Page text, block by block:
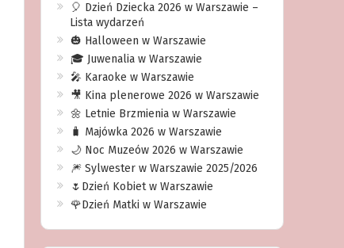
🎈 Dzień Dziecka 2026 w Warszawie –
Lista wydarzeń
🎃 Halloween w Warszawie
🎓 Juwenalia w Warszawie
🎤 Karaoke w Warszawie
🎥 Kina plenerowe 2026 w Warszawie
🌼 Letnie Brzmienia w Warszawie
🧳 Majówka 2026 w Warszawie
🌙 Noc Muzeów 2026 w Warszawie
🎆 Sylwester w Warszawie 2025/2026
🌷Dzień Kobiet w Warszawie
🌹Dzień Matki w Warszawie